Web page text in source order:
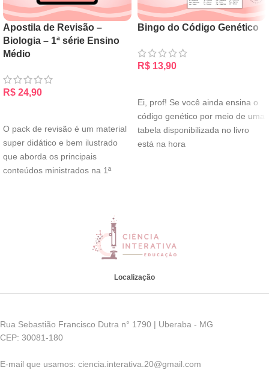
Apostila de Revisão –
Biologia – 1ª série Ensino
Médio
R$ 24,90
O pack de revisão é um material
super didático e bem ilustrado
que aborda os principais
conteúdos ministrados na 1ª
Bingo do Código Genético
R$ 13,90
Ei, prof! Se você ainda ensina o
código genético por meio de uma
tabela disponibilizada no livro
está na hora
Localização
Rua Sebastião Francisco Dutra n° 1790 | Uberaba - MG
CEP: 30081-180
E-mail que usamos: ciencia.interativa.20@gmail.com